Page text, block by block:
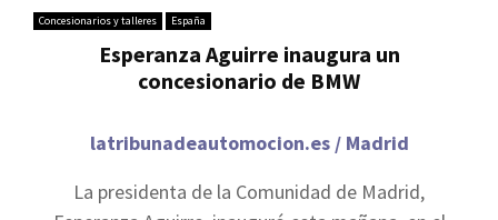
Concesionarios y talleres España
Esperanza Aguirre inaugura un
concesionario de BMW
latribunadeautomocion.es / Madrid
La presidenta de la Comunidad de Madrid,